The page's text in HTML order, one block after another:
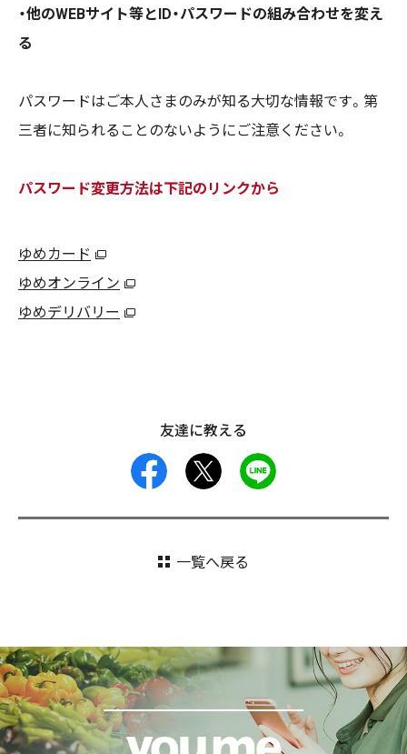
・他のWEBサイト等とID・パスワードの組み合わせを変え
る
パスワードはご本人さまのみが知る大切な情報です。第
三者に知られることのないようにご注意ください。
パスワード変更方法は下記のリンクから
ゆめカード
ゆめオンライン
ゆめデリバリー
友達に教える
facebook
一覧へ戻る